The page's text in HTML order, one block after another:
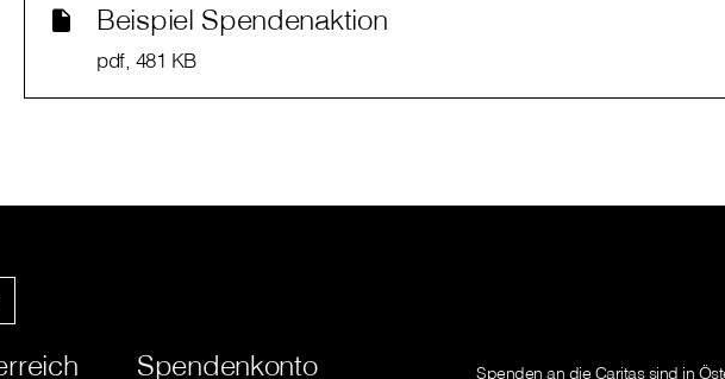
Beispiel Spendenaktion
pdf, 481 KB
Spendenkonto Spenden an die Caritas sind in